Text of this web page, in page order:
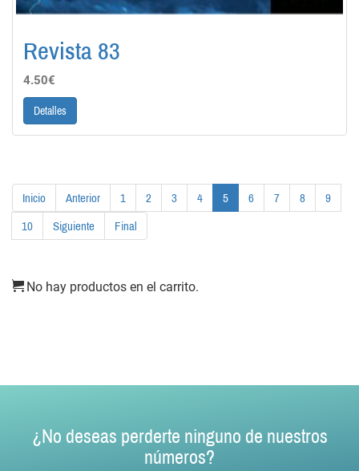
Revista 83
4.50€
Detalles
Inicio Anterior 1 2 3 4 5 6 7 8
9
10
Siguiente Final
No hay productos en el carrito.
¿No deseas perderte ninguno de nuestros
números?